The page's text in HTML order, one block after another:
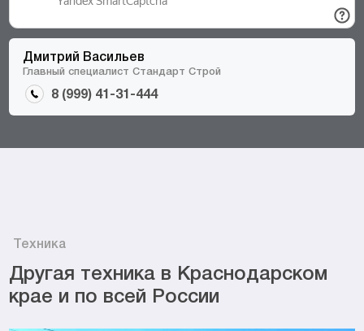
Дмитрий Васильев
Главный специалист Стандарт Строй
8 (999) 41-31-444
Техника
Другая техника в Краснодарском
крае и по всей России